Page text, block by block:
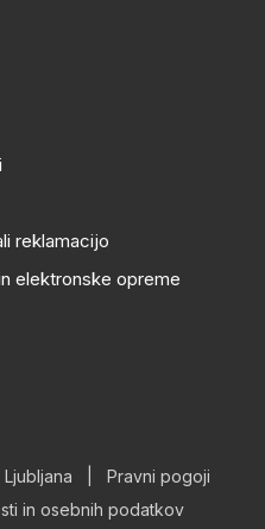
reklamacijo
elektronske opreme
Pravni pogoji
in osebnih podatkov